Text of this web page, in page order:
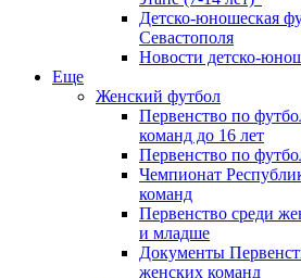
Детско-юношеская
Севастополя
Новости детско-
Еще
Женский футбол
Первенство по
команд до 16 лет
Первенство по
Чемпионат
команд
Первенство среди
и младше
Документы
женских команд